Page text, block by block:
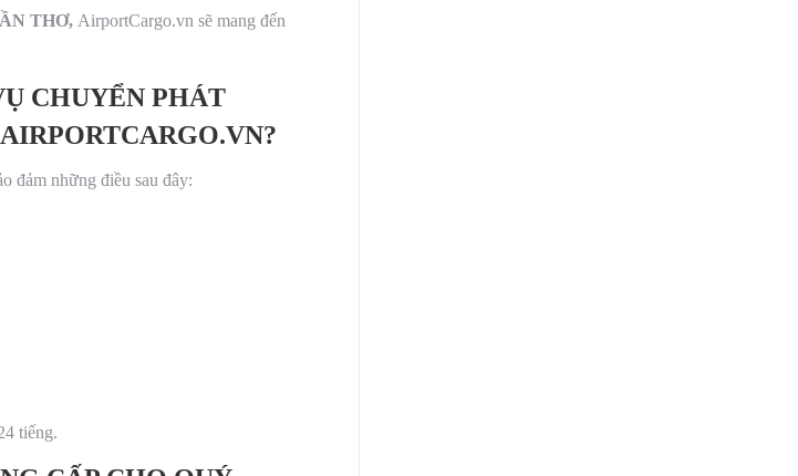
THƠ, AirportCargo.vn sẽ mang đến
CHUYỂN PHÁT
đảm những điều sau đây:
tiếng.